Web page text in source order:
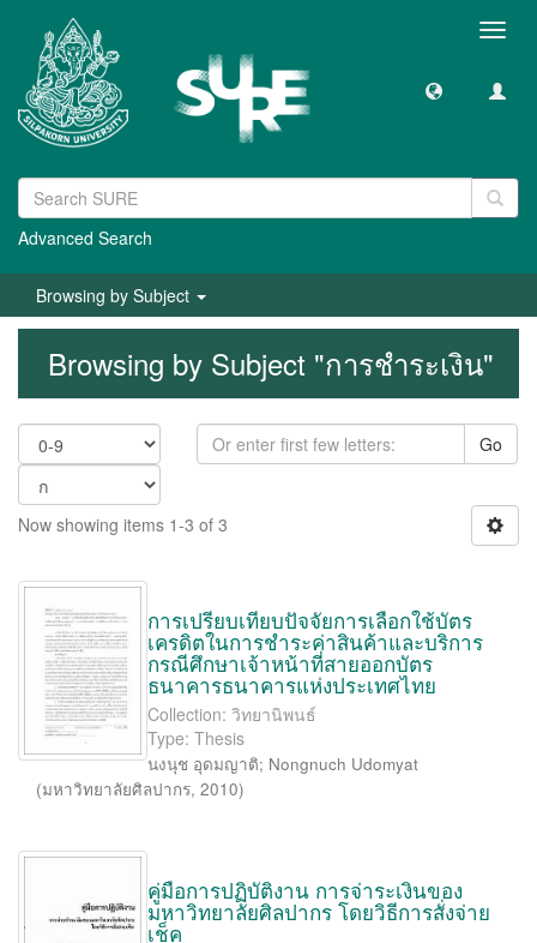
Advanced Search
Browsing by Subject
Browsing by Subject "การชำระเงิน"
Go
Now showing items 1-3 of 3
การเปรียบเทียบปัจจัยการเลือกใช้บัตร
เครดิตในการชำระค่าสินค้าและบริการ
กรณีศึกษาเจ้าหน้าที่สายออกบัตร
ธนาคารธนาคารแห่งประเทศไทย
Collection: วิทยานิพนธ์
Type: Thesis
นงนุช อุดมญาติ; Nongnuch Udomyat
(มหาวิทยาลัยศิลปากร, 2010)
คู่มือการปฏิบัติงาน การจ่าระเงินของ
มหาวิทยาลัยศิลปากร โดยวิธีการสั่งจ่าย
เช็ค